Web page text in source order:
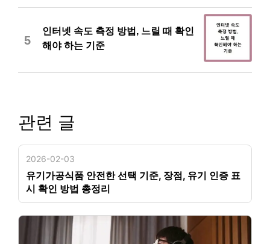
5
인터넷 속도 측정 방법, 느릴 때 확인
해야 하는 기준
관련 글
2026-02-03
유기가공식품 안전한 선택 기준, 장점, 유기 인증 표
시 확인 방법 총정리